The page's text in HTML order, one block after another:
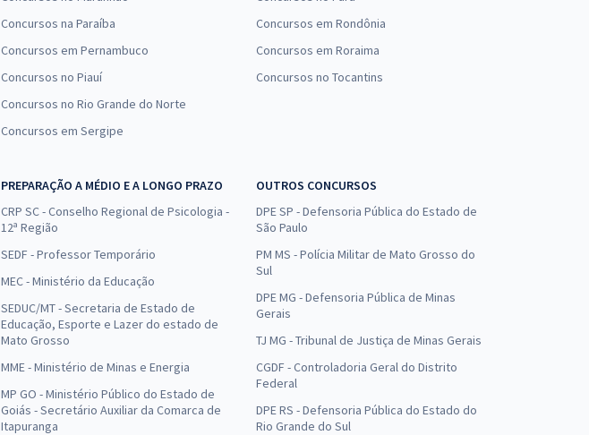
Concursos na Paraíba
Concursos em Pernambuco
Concursos no Piauí
Concursos no Rio Grande do Norte
Concursos em Sergipe
Concursos em Rondônia
Concursos em Roraima
Concursos no Tocantins
PREPARAÇÃO A MÉDIO E A LONGO PRAZO
CRP SC - Conselho Regional de Psicologia -
12ª Região
SEDF - Professor Temporário
MEC - Ministério da Educação
SEDUC/MT - Secretaria de Estado de
Educação, Esporte e Lazer do estado de
Mato Grosso
MME - Ministério de Minas e Energia
MP GO - Ministério Público do Estado de
Goiás - Secretário Auxiliar da Comarca de
Itapuranga
OUTROS CONCURSOS
DPE SP - Defensoria Pública do Estado de
São Paulo
PM MS - Polícia Militar de Mato Grosso do
Sul
DPE MG - Defensoria Pública de Minas
Gerais
TJ MG - Tribunal de Justiça de Minas Gerais
CGDF - Controladoria Geral do Distrito
Federal
DPE RS - Defensoria Pública do Estado do
Rio Grande do Sul